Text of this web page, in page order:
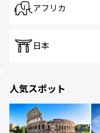
アフリカ
日本
人気スポット